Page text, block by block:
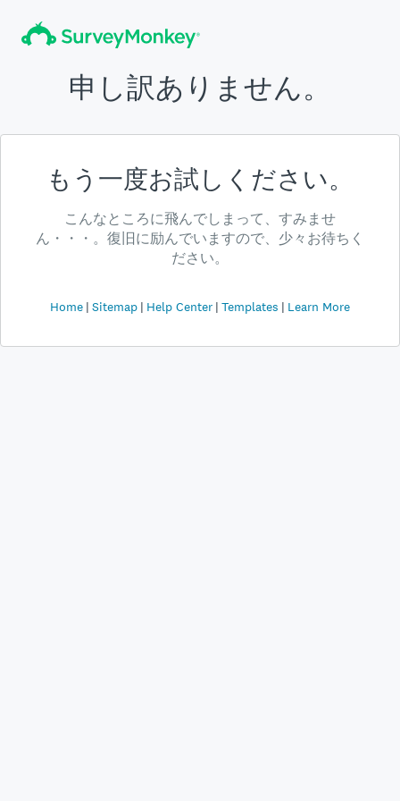
申し訳ありません。
もう一度お試しください。
こんなところに飛んでしまって、すみませ
ん・・・。復旧に励んでいますので、少々お待ちく
ださい。
Home Sitemap Help Center Templates Learn More